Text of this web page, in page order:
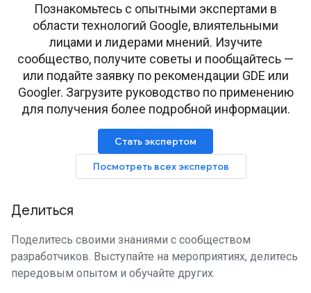
Познакомьтесь с опытными экспертами в
области технологий Google, влиятельными
лицами и лидерами мнений. Изучите
сообщество, получите советы и пообщайтесь —
или подайте заявку по рекомендации GDE или
Googler. Загрузите руководство по применению
для получения более подробной информации.
Стать экспертом
Посмотреть всех экспертов
Делиться
Поделитесь своими знаниями с сообществом
разработчиков. Выступайте на мероприятиях, делитесь
передовым опытом и обучайте других.